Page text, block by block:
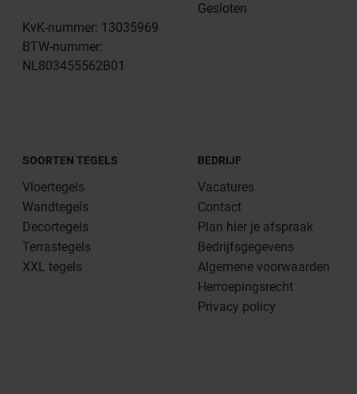
KvK-nummer: 13035969
BTW-nummer:
NL803455562B01
Gesloten
SOORTEN TEGELS
Vloertegels
Wandtegels
Decortegels
Terrastegels
XXL tegels
BEDRIJF
Vacatures
Contact
Plan hier je afspraak
Bedrijfsgegevens
Algemene voorwaarden
Herroepingsrecht
Privacy policy